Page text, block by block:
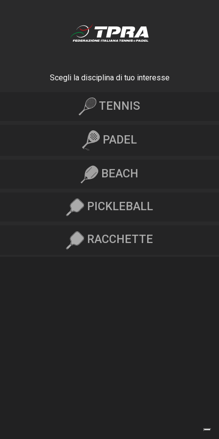
Scegli la disciplina di tuo interesse
TENNIS
PADEL
BEACH
PICKLEBALL
RACCHETTE